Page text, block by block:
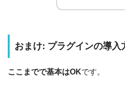
おまけ: プラグインの導入
ここまでで基本はOKです。